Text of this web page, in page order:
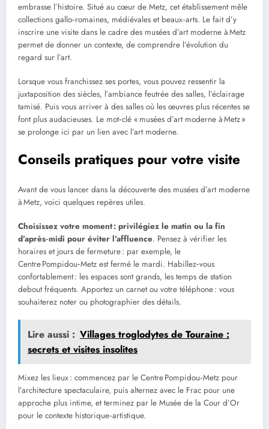
embrasse l’histoire. Situé au cœur de Metz, cet établissement mêle
collections gallo‑romaines, médiévales et beaux‑arts. Le fait d’y
inscrire une visite dans le cadre des musées d’art moderne à Metz
permet de donner un contexte, de comprendre l’évolution du
regard sur l’art.
Lorsque vous franchissez ses portes, vous pouvez ressentir la
juxtaposition des siècles, l’ambiance feutrée des salles, l’éclairage
tamisé. Puis vous arriver à des salles où les œuvres plus récentes se
font plus audacieuses. Le mot‑clé « musées d’art moderne à Metz »
se prolonge ici par un lien avec l’art moderne.
Conseils pratiques pour votre visite
Avant de vous lancer dans la découverte des musées d’art moderne
à Metz, voici quelques repères utiles.
Choisissez votre moment : privilégiez le matin ou la fin
d’après‑midi pour éviter l’affluence. Pensez à vérifier les
horaires et jours de fermeture : par exemple, le
Centre Pompidou‑Metz est fermé le mardi. Habillez‑vous
confortablement : les espaces sont grands, les temps de station
debout fréquents. Apportez un carnet ou votre téléphone : vous
souhaiterez noter ou photographier des détails.
Lire aussi : Villages troglodytes de Touraine :
secrets et visites insolites
Mixez les lieux : commencez par le Centre Pompidou‑Metz pour
l’architecture spectaculaire, puis alternez avec le Frac pour une
approche plus intime, et terminez par le Musée de la Cour d’Or
pour le contexte historique‑artistique.